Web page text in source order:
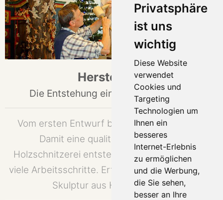
Privatsphäre
ist uns
wichtig
Diese Website
verwendet
Cookies und
Targeting
Technologien um
Ihnen ein
besseres
Internet-Erlebnis
zu ermöglichen
und die Werbung,
die Sie sehen,
besser an Ihre
Herstellung
Die Entstehung einer Holzschnitzerei
Vom ersten Entwurf bis zum letzten Schliff:
Damit eine qualitativ hochwertige
Holzschnitzerei entstehen kann, erfordert es
viele Arbeitsschritte. Erfahren Sie hier, wie eine
Skulptur aus Holz entsteht.